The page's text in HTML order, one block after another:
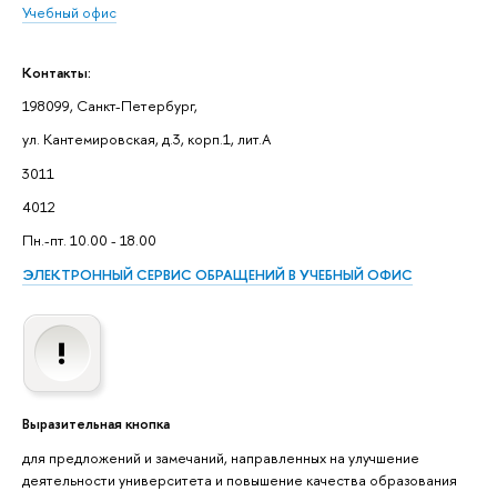
Учебный офис
Контакты:
198099, Санкт-Петербург,
ул. Кантемировская, д.3, корп.1, лит.А
3011
4012
Пн.-пт. 10.00 - 18.00
ЭЛЕКТРОННЫЙ СЕРВИС ОБРАЩЕНИЙ В УЧЕБНЫЙ ОФИС
Выразительная кнопка
для предложений и замечаний, направленных на улучшение
деятельности университета и повышение качества образования